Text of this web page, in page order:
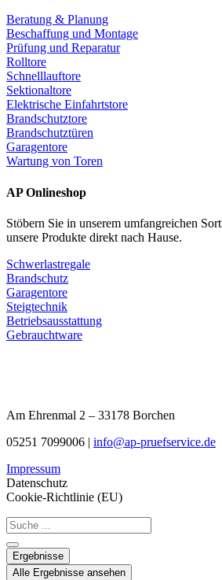
Beratung & Planung
Beschaffung und Montage
Prüfung und Reparatur
Rolltore
Schnelllauftore
Sektionaltore
Elektrische Einfahrtstore
Brandschutztore
Brandschutztüren
Garagentore
Wartung von Toren
AP Onlineshop
Stöbern Sie in unserem umfangreichen
unsere Produkte direkt nach Hause.
Schwerlastregale
Brandschutz
Garagentore
Steigtechnik
Betriebsausstattung
Gebrauchtware
Am Ehrenmal 2 – 33178 Borchen
05251 7099006 | info@ap-pruefservice.de
Impressum
Datenschutz
Cookie-Richtlinie (EU)
Search
...
Ergebnisse
Alle Ergebnisse ansehen